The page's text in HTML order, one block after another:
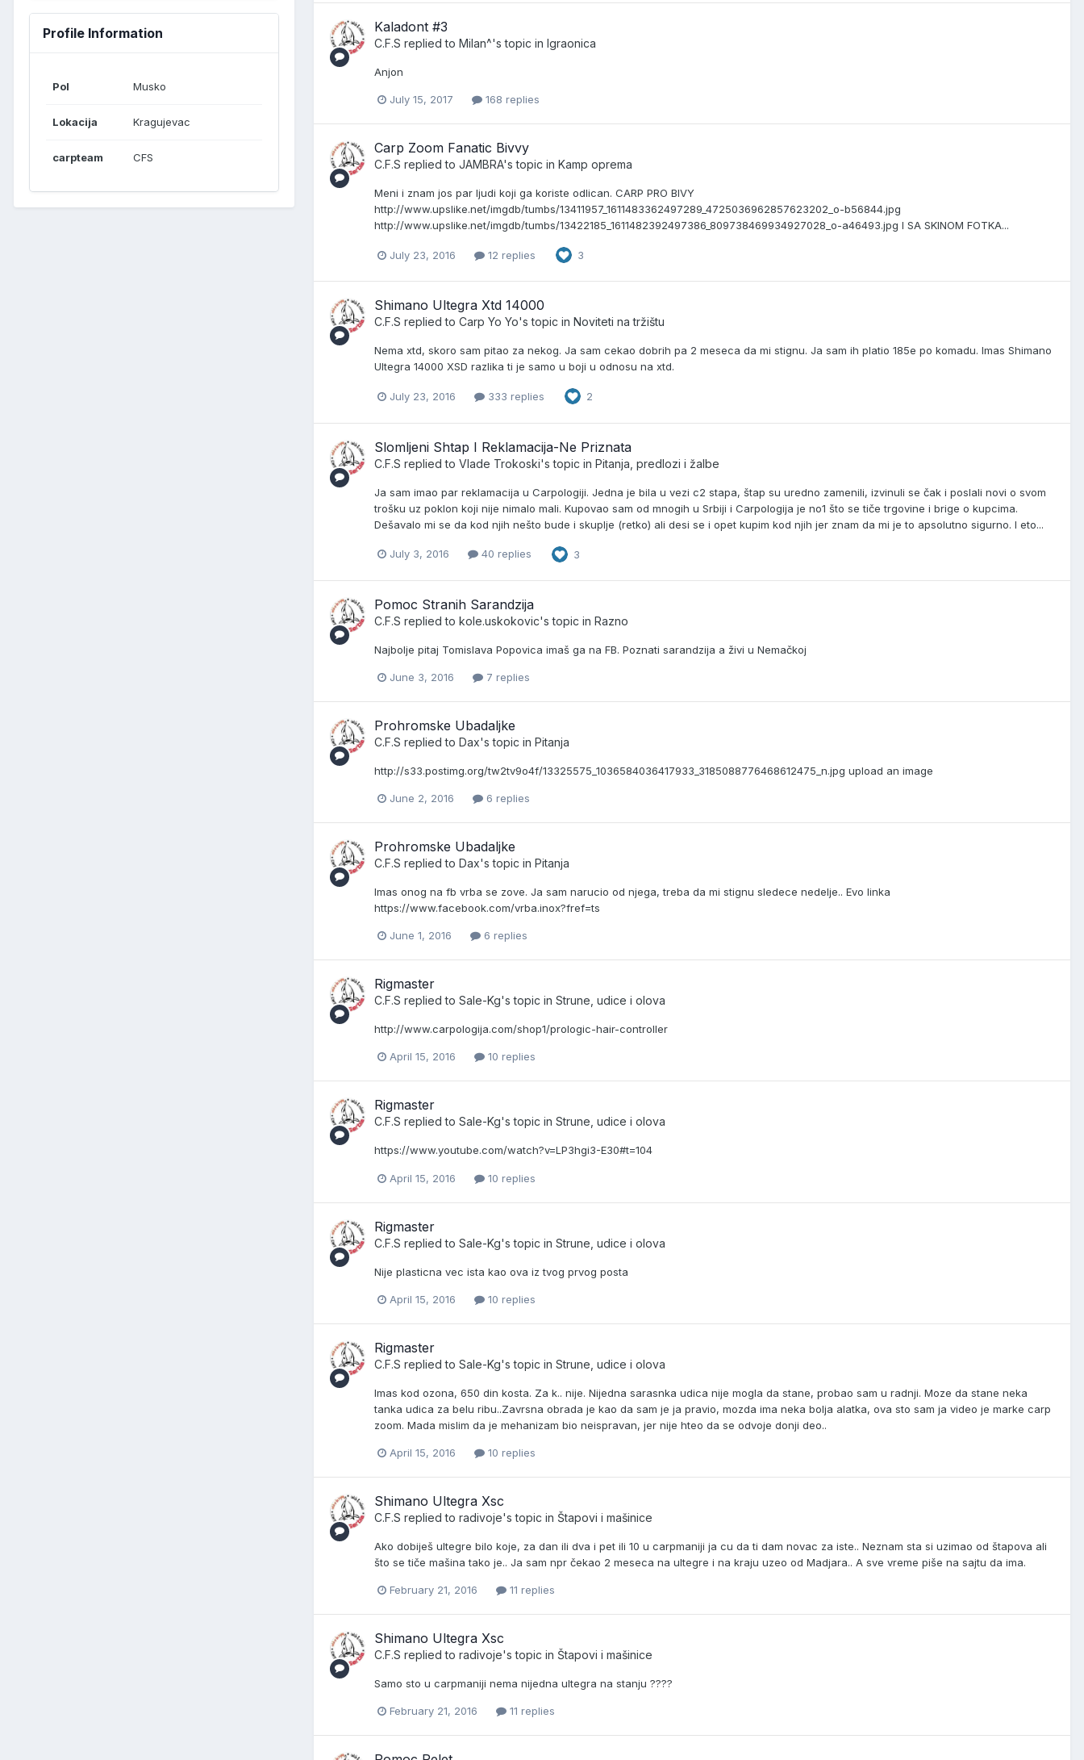
Profile Information
Pol Musko
Lokacija Kragujevac
carpteam CFS
Kaladont #3
C.F.S replied to Milan^'s topic in Igraonica
Anjon
July 15, 2017 168 replies
Carp Zoom Fanatic Bivvy
C.F.S replied to JAMBRA's topic in Kamp oprema
Meni i znam jos par ljudi koji ga koriste odlican. CARP PRO BIVY
http://www.upslike.net/imgdb/tumbs/13411957_1611483362497289_4725036962857623202_o-b56844.jpg
http://www.upslike.net/imgdb/tumbs/13422185_1611482392497386_809738469934927028_o-a46493.jpg I SA SKINOM FOTKA...
July 23, 2016 12 replies 3
Shimano Ultegra Xtd 14000
C.F.S replied to Carp Yo Yo's topic in Noviteti na tržištu
Nema xtd, skoro sam pitao za nekog. Ja sam cekao dobrih pa 2 meseca da mi stignu. Ja sam ih platio 185e po komadu. Imas Shimano
Ultegra 14000 XSD razlika ti je samo u boji u odnosu na xtd.
July 23, 2016 333 replies 2
Slomljeni Shtap I Reklamacija-Ne Priznata
C.F.S replied to Vlade Trokoski's topic in Pitanja, predlozi i žalbe
Ja sam imao par reklamacija u Carpologiji. Jedna je bila u vezi c2 stapa, štap su uredno zamenili, izvinuli se čak i poslali novi o svom
trošku uz poklon koji nije nimalo mali. Kupovao sam od mnogih u Srbiji i Carpologija je no1 što se tiče trgovine i brige o kupcima.
Dešavalo mi se da kod njih nešto bude i skuplje (retko) ali desi se i opet kupim kod njih jer znam da mi je to apsolutno sigurno. I eto...
July 3, 2016 40 replies 3
Pomoc Stranih Sarandzija
C.F.S replied to kole.uskokovic's topic in Razno
Najbolje pitaj Tomislava Popovica imaš ga na FB. Poznati sarandzija a živi u Nemačkoj
June 3, 2016 7 replies
Prohromske Ubadaljke
C.F.S replied to Dax's topic in Pitanja
http://s33.postimg.org/tw2tv9o4f/13325575_1036584036417933_3185088776468612475_n.jpg upload an image
June 2, 2016 6 replies
Prohromske Ubadaljke
C.F.S replied to Dax's topic in Pitanja
Imas onog na fb vrba se zove. Ja sam narucio od njega, treba da mi stignu sledece nedelje.. Evo linka
https://www.facebook.com/vrba.inox?fref=ts
June 1, 2016 6 replies
Rigmaster
C.F.S replied to Sale-Kg's topic in Strune, udice i olova
http://www.carpologija.com/shop1/prologic-hair-controller
April 15, 2016 10 replies
Rigmaster
C.F.S replied to Sale-Kg's topic in Strune, udice i olova
https://www.youtube.com/watch?v=LP3hgi3-E30#t=104
April 15, 2016 10 replies
Rigmaster
C.F.S replied to Sale-Kg's topic in Strune, udice i olova
Nije plasticna vec ista kao ova iz tvog prvog posta
April 15, 2016 10 replies
Rigmaster
C.F.S replied to Sale-Kg's topic in Strune, udice i olova
Imas kod ozona, 650 din kosta. Za k.. nije. Nijedna sarasnka udica nije mogla da stane, probao sam u radnji. Moze da stane neka
tanka udica za belu ribu..Zavrsna obrada je kao da sam je ja pravio, mozda ima neka bolja alatka, ova sto sam ja video je marke carp
zoom. Mada mislim da je mehanizam bio neispravan, jer nije hteo da se odvoje donji deo..
April 15, 2016 10 replies
Shimano Ultegra Xsc
C.F.S replied to radivoje's topic in Štapovi i mašinice
Ako dobiješ ultegre bilo koje, za dan ili dva i pet ili 10 u carpmaniji ja cu da ti dam novac za iste.. Neznam sta si uzimao od štapova ali
što se tiče mašina tako je.. Ja sam npr čekao 2 meseca na ultegre i na kraju uzeo od Madjara.. A sve vreme piše na sajtu da ima.
February 21, 2016 11 replies
Shimano Ultegra Xsc
C.F.S replied to radivoje's topic in Štapovi i mašinice
Samo sto u carpmaniji nema nijedna ultegra na stanju ????
February 21, 2016 11 replies